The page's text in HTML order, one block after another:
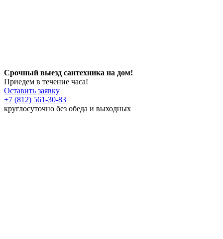
Срочный выезд сантехника на дом!
Приедем в течение часа!
Оставить заявку
+7 (812) 561-30-83
круглосуточно без обеда и выходных